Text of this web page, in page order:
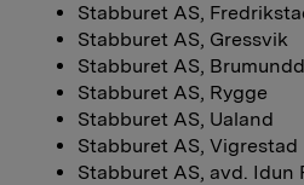
Stabburet AS,
Stabburet AS, Gressvik
Stabburet AS,
Stabburet AS, Rygge
Stabburet AS, Ualand
Stabburet AS, Vigrestad
Stabburet AS, avd. Idun